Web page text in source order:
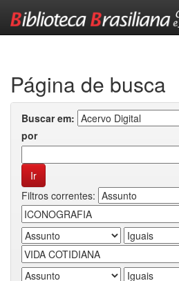
Página de busca
Buscar em:
por
Filtros correntes: